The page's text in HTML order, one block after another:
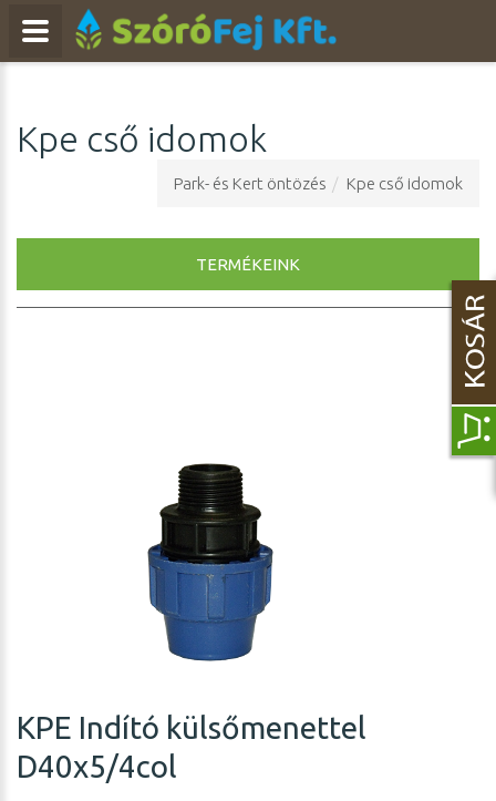
Kpe cső idomok
Park- és Kert öntözés Kpe cső idomok
TERMÉKEINK
KPE Indító külsőmenettel
D40x5/4col